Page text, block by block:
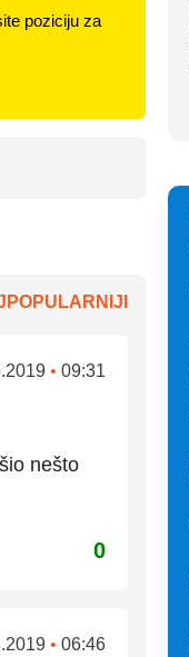
poziciju za
• 09:31
nešto
0
• 06:46